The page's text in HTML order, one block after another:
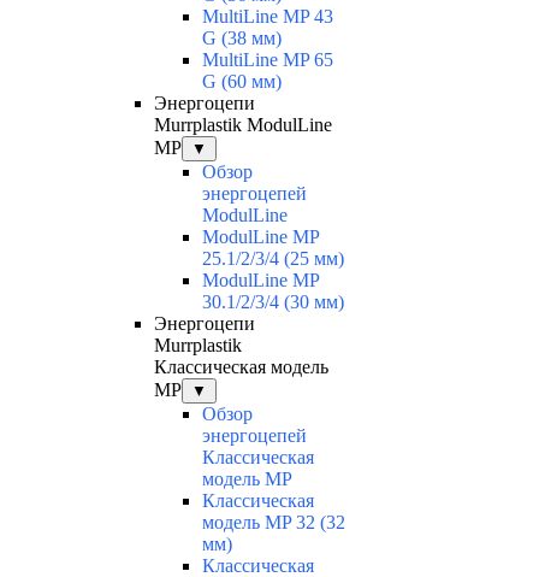
MultiLine MP 43
G (38 мм)
MultiLine MP 65
G (60 мм)
Энергоцепи
Murrplastik ModulLine
MP
▼
Обзор
энергоцепей
ModulLine
ModulLine MP
25.1/2/3/4 (25 мм)
ModulLine MP
30.1/2/3/4 (30 мм)
Энергоцепи
Murrplastik
Классическая модель
MP
▼
Обзор
энергоцепей
Классическая
модель MP
Классическая
модель MP 32 (32
мм)
Классическая